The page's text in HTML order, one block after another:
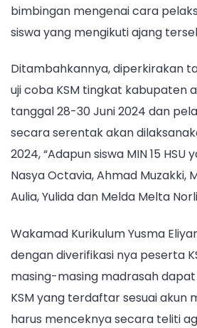
bimbingan mengenai cara
siswa yang mengikuti ajang
Ditambahkannya, diperkirakan
uji coba KSM tingkat kabupaten
tanggal 28-30 Juni 2024 dan
secara serentak akan
2024, “Adapun siswa MIN 15 HSU
Nasya Octavia, Ahmad Muzakki,
Aulia, Yulida dan Melda Melta
Wakamad Kurikulum Yusma
dengan diverifikasi nya peserta
masing-masing madrasah
KSM yang terdaftar sesuai akun
harus menceknya secara teliti